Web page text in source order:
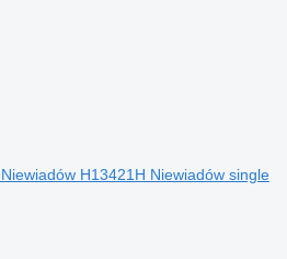
H13421H Niewiadów single